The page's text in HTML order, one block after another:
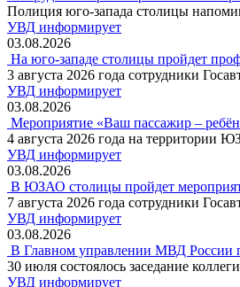
Полиция юго-запада столицы
УВД информирует
03.08.2026
На юго-западе столицы пройдет
3 августа 2026 года сотрудники
УВД информирует
03.08.2026
Мероприятие «Ваш пассажир –
4 августа 2026 года на территории
УВД информирует
03.08.2026
В ЮЗАО столицы пройдет
7 августа 2026 года сотрудники
УВД информирует
03.08.2026
В Главном управлении МВД России
30 июля состоялось заседание
УВД информирует